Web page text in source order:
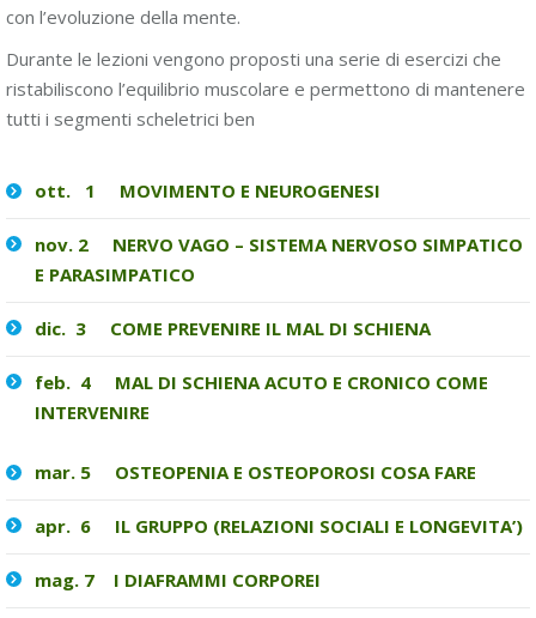
con l’evoluzione della mente.
Durante le lezioni vengono proposti una serie di esercizi che
ristabiliscono l’equilibrio muscolare e permettono di mantenere
tutti i segmenti scheletrici ben
ott. 1 MOVIMENTO E NEUROGENESI
nov. 2 NERVO VAGO – SISTEMA NERVOSO SIMPATICO
E PARASIMPATICO
dic. 3 COME PREVENIRE IL MAL DI SCHIENA
feb. 4 MAL DI SCHIENA ACUTO E CRONICO COME
INTERVENIRE
mar. 5 OSTEOPENIA E OSTEOPOROSI COSA FARE
apr. 6 IL GRUPPO (RELAZIONI SOCIALI E LONGEVITA’)
mag. 7 I DIAFRAMMI CORPOREI